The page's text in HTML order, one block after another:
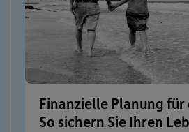
Finanzielle Planung für
So sichern Sie Ihren